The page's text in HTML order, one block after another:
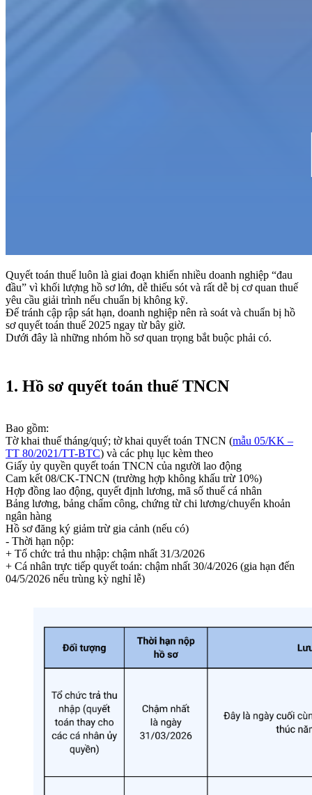
Quyết toán thuế luôn là giai đoạn khiến nhiều doanh nghiệp “đau
đầu” vì khối lượng hồ sơ lớn, dễ thiếu sót và rất dễ bị cơ quan thuế
yêu cầu giải trình nếu chuẩn bị không kỹ.
Để tránh cập rập sát hạn, doanh nghiệp nên rà soát và chuẩn bị hồ
sơ quyết toán thuế 2025 ngay từ bây giờ.
Dưới đây là những nhóm hồ sơ quan trọng bắt buộc phải có.
1. Hồ sơ quyết toán thuế TNCN
Bao gồm:
Tờ khai thuế tháng/quý; tờ khai quyết toán TNCN (mẫu 05/KK –
TT 80/2021/TT-BTC) và các phụ lục kèm theo
Giấy ủy quyền quyết toán TNCN của người lao động
Cam kết 08/CK-TNCN (trường hợp không khấu trừ 10%)
Hợp đồng lao động, quyết định lương, mã số thuế cá nhân
Bảng lương, bảng chấm công, chứng từ chi lương/chuyển khoản
ngân hàng
Hồ sơ đăng ký giảm trừ gia cảnh (nếu có)
- Thời hạn nộp:
+ Tổ chức trả thu nhập: chậm nhất 31/3/2026
+ Cá nhân trực tiếp quyết toán: chậm nhất 30/4/2026 (gia hạn đến
04/5/2026 nếu trùng kỳ nghỉ lễ)